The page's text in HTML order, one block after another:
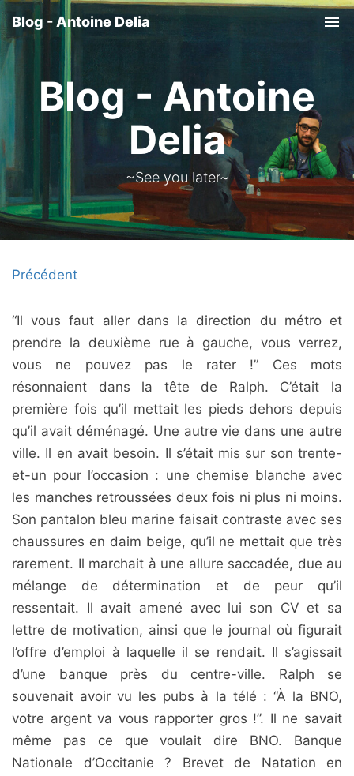
Blog - Antoine Delia
Blog - Antoine
Delia
~See you later~
Précédent
“Il vous faut aller dans la direction du métro et
prendre la deuxième rue à gauche, vous verrez,
vous ne pouvez pas le rater !” Ces mots
résonnaient dans la tête de Ralph. C’était la
première fois qu’il mettait les pieds dehors depuis
qu’il avait déménagé. Une autre vie dans une autre
ville. Il en avait besoin. Il s’était mis sur son trente-
et-un pour l’occasion : une chemise blanche avec
les manches retroussées deux fois ni plus ni moins.
Son pantalon bleu marine faisait contraste avec ses
chaussures en daim beige, qu’il ne mettait que très
rarement. Il marchait à une allure saccadée, due au
mélange de détermination et de peur qu’il
ressentait. Il avait amené avec lui son CV et sa
lettre de motivation, ainsi que le journal où figurait
l’offre d’emploi à laquelle il se rendait. Il s’agissait
d’une banque près du centre-ville. Ralph se
souvenait avoir vu les pubs à la télé : “À la BNO,
votre argent va vous rapporter gros !”. Il ne savait
même pas ce que voulait dire BNO. Banque
Nationale d’Occitanie ? Brevet de Natation en